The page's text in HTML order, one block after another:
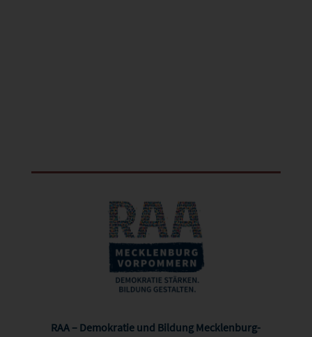
RAA – Demokratie und Bildung Mecklenburg-